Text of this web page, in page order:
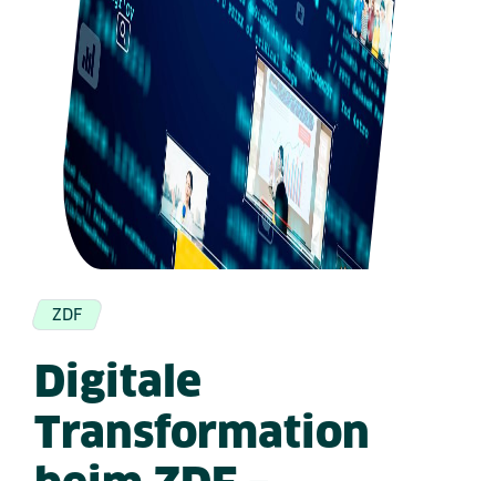
ZDF
Digitale
Transformation